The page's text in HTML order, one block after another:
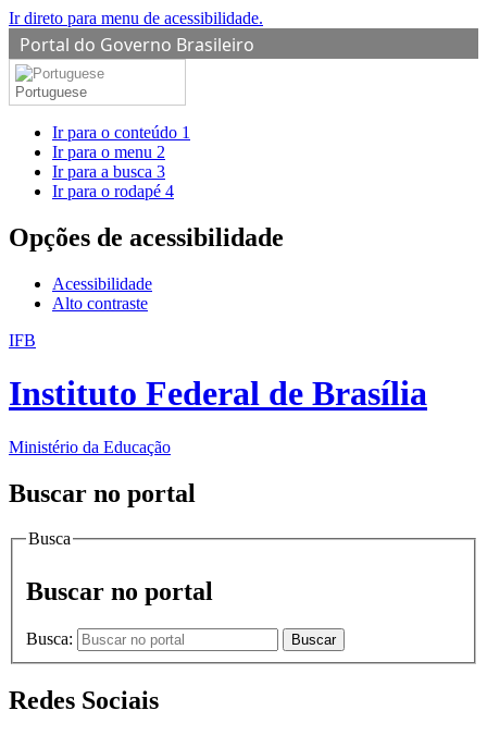
Ir direto para menu de acessibilidade.
Portal do Governo Brasileiro
Portuguese
Ir para o conteúdo 1
Ir para o menu 2
Ir para a busca 3
Ir para o rodapé 4
Opções de acessibilidade
Acessibilidade
Alto contraste
IFB
Instituto Federal de Brasília
Ministério da Educação
Buscar no portal
Busca
Buscar no portal
Busca: Buscar
Redes Sociais